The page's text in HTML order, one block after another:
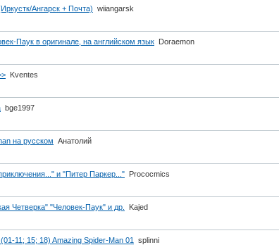
Ангарск + Почта) wiiangarsk
Паук в оригинале, на английском язык Doraemon
Kventes
bge1997
на русском Анатолий
и "Питер Паркер..." Prococmics
Четверка" "Человек-Паук" и др. Kajed
11; 15; 18) Amazing Spider-Man 01 splinni